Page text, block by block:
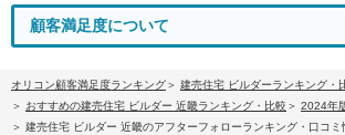
顧客満足度について
オリコン顧客満足度ランキング
建売住宅 ビルダーランキング・
おすすめの建売住宅 ビルダー 近畿ランキング・比較
2024年
建売住宅 ビルダー 近畿のアフターフォローランキング・口コミ